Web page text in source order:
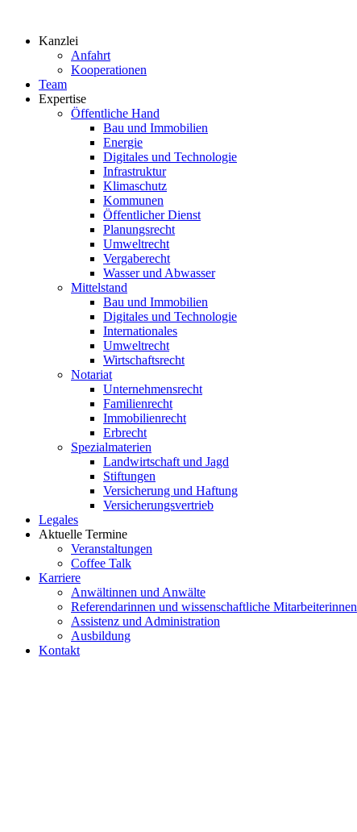
springenKanzlei
Anfahrt
Kooperationen
Team
Expertise
Öffentliche Hand
Bau und Immobilien
Energie
Digitales und Technologie
Infrastruktur
Klimaschutz
Kommunen
Öffentlicher Dienst
Planungsrecht
Umweltrecht
Vergaberecht
Wasser und Abwasser
Mittelstand
Bau und Immobilien
Digitales und Technologie
Internationales
Umweltrecht
Wirtschaftsrecht
Notariat
Unternehmensrecht
Familienrecht
Immobilienrecht
Erbrecht
Spezialmaterien
Landwirtschaft und Jagd
Stiftungen
Versicherung und Haftung
Versicherungsvertrieb
Legales
Aktuelle Termine
Veranstaltungen
Coffee Talk
Karriere
Anwältinnen und Anwälte
Referendarinnen und wissenschaftliche Mitarbeiterinnen
Assistenz und Administration
Ausbildung
Kontakt